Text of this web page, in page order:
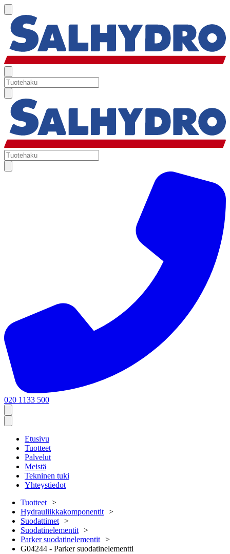
020 1133 500
Etusivu
Tuotteet
Palvelut
Meistä
Tekninen tuki
Yhteystiedot
Tuotteet
Hydrauliikkakomponentit
Suodattimet
Suodatinelementit
Parker suodatinelementit
G04244 - Parker suodatinelementti